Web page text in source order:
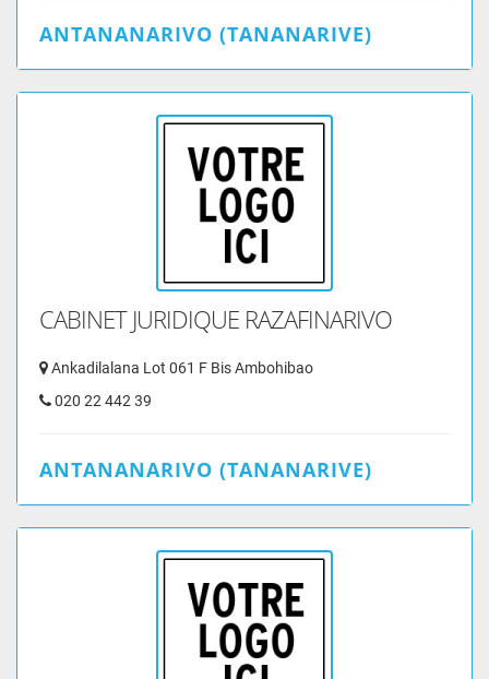
ANTANANARIVO (TANANARIVE)
CABINET JURIDIQUE RAZAFINARIVO
Ankadilalana Lot 061 F Bis Ambohibao
020 22 442 39
ANTANANARIVO (TANANARIVE)